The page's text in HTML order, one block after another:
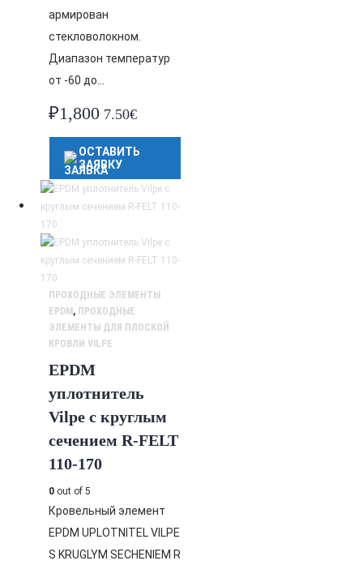
армирован
стекловолокном.
Диапазон температур
от -60 до…
₽1,800 7.50€
ОСТАВИТЬ
ЗАЯВКУ
ПРОХОДНЫЕ ЭЛЕМЕНТЫ
EPDM , ПРОХОДНЫЕ
ЭЛЕМЕНТЫ ДЛЯ ПЛОСКОЙ
КРОВЛИ VILPE
EPDM
уплотнитель
Vilpe с круглым
сечением R-FELT
110-170
0 out of 5
Кровельный элемент
EPDM UPLOTNITEL VILPE
S KRUGLYM SECHENIEM R